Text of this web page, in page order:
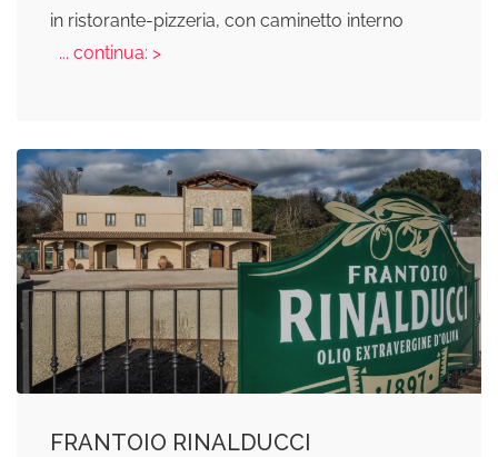
in ristorante-pizzeria, con caminetto interno
... continua: >
FRANTOIO RINALDUCCI